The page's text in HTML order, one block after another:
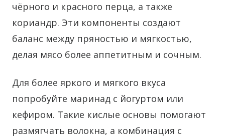
чёрного и красного перца, а также
кориандр. Эти компоненты создают
баланс между пряностью и мягкостью,
делая мясо более аппетитным и сочным.
Для более яркого и мягкого вкуса
попробуйте маринад с йогуртом или
кефиром. Такие кислые основы помогают
размягчать волокна, а комбинация с